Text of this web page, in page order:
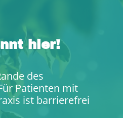
hier!
des
Patienten mit
ist barrierefrei